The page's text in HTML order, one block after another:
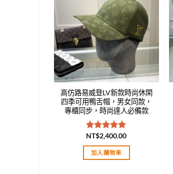
Add to
wishlist
高仿路易威登LV新款時尚休閑
四季可用鴨舌帽，男女同款，
專櫃同步，時尚達人必備款
評分5.00
滿分 5
NT$2,400.00
加入購物車